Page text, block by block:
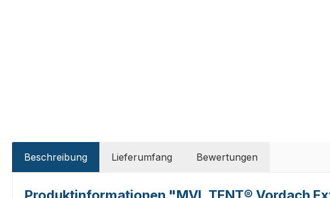
Beschreibung Lieferumfang Bewertungen